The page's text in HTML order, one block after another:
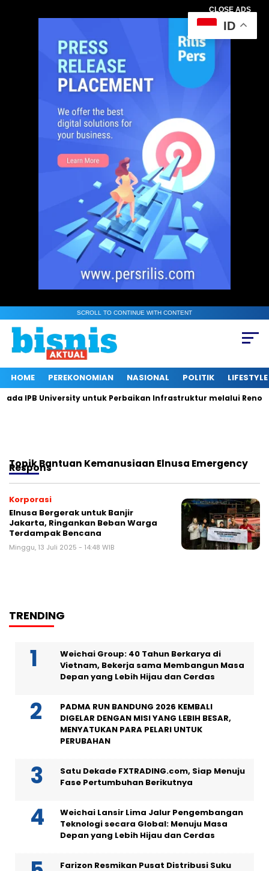
CLOSE ADS
SCROLL TO CONTINUE WITH CONTENT
HOME PEREKONOMIAN NASIONAL POLITIK LIFESTYLE
IPB University untuk Perbaikan Infrastruktur melalui
TopikBantuan Kemanusiaan Elnusa Emergency
Respons
Korporasi
Elnusa Bergerak untuk Banjir
Jakarta, Ringankan Beban Warga
Terdampak Bencana
Minggu, 13 Juli 2025 - 14:48 WIB
TRENDING
Weichai Group: 40 Tahun Berkarya di
Vietnam, Bekerja sama Membangun Masa
Depan yang Lebih Hijau dan Cerdas
PADMA RUN BANDUNG 2026 KEMBALI
DIGELAR DENGAN MISI YANG LEBIH BESAR,
MENYATUKAN PARA PELARI UNTUK
PERUBAHAN
Satu Dekade FXTRADING.com, Siap Menuju
Fase Pertumbuhan Berikutnya
Weichai Lansir Lima Jalur Pengembangan
Teknologi secara Global: Menuju Masa
Depan yang Lebih Hijau dan Cerdas
Farizon Resmikan Pusat Distribusi Suku
ID